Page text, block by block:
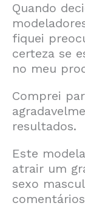
Quando
fiquei
certeza se
no meu
Comprei
resultados.
Este
atrair um
sexo